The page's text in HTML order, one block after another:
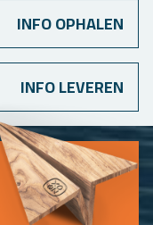
INFO OPHALEN
INFO LEVEREN